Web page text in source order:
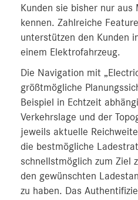
Kunden sie bisher nur aus
kennen. Zahlreiche
unterstützen den Kunden
einem Elektrofahrzeug.
Die Navigation mit
größtmögliche
Beispiel in Echtzeit
Verkehrslage und der
jeweils aktuelle
die bestmögliche
schnellstmöglich zum Ziel
den gewünschten
zu haben. Das